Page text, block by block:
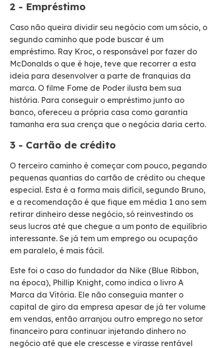
2 - Empréstimo
Caso não queira dividir seu negócio com um sócio, o
segundo caminho que pode buscar é um
empréstimo. Ray Kroc, o responsável por fazer do
McDonalds o que é hoje, teve que recorrer a esta
ideia para desenvolver a parte de franquias da
marca. O filme Fome de Poder ilusta bem sua
história. Para conseguir o empréstimo junto ao
banco, ofereceu a própria casa como garantia
tamanha era sua crença que o negócia daria certo.
3 - Cartão de crédito
O terceiro caminho é começar com pouco, pegando
pequenas quantias do cartão de crédito ou cheque
especial. Esta é a forma mais difícil, segundo Bruno,
e a recomendação é que fique em média 1 ano sem
retirar dinheiro desse negócio, só reinvestindo os
seus lucros até que chegue a um ponto de equilíbrio
interessante. Se já tem um emprego ou ocupação
em paralelo, é mais fácil.
Este foi o caso do fundador da Nike (Blue Ribbon,
na época), Phillip Knight, como indica o livro A
Marca da Vitória. Ele não conseguia manter o
capital de giro da empresa apesar de já ter volume
em vendas, então arranjou outro emprego no setor
financeiro para continuar injetando dinhero no
negócio até que ele crescesse e virasse rentável